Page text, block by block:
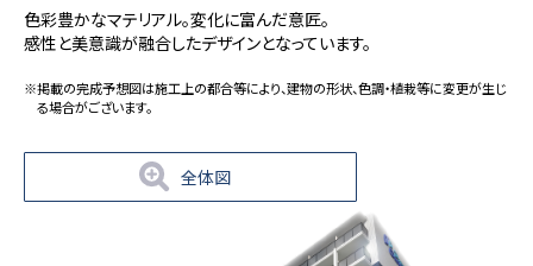
色彩豊かなマテリアル。変化に富んだ意匠。
感性と美意識が融合したデザインとなっています。
※掲載の完成予想図は施工上の都合等により、建物の形状、色調・植栽等に変更が生じ
る場合がございます。
全体図